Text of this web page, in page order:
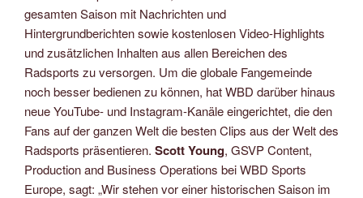
gesamten Saison mit Nachrichten und
Hintergrundberichten sowie kostenlosen Video-Highlights
und zusätzlichen Inhalten aus allen Bereichen des
Radsports zu versorgen. Um die globale Fangemeinde
noch besser bedienen zu können, hat WBD darüber hinaus
neue YouTube- und Instagram-Kanäle eingerichtet, die den
Fans auf der ganzen Welt die besten Clips aus der Welt des
Radsports präsentieren. Scott Young, GSVP Content,
Production and Business Operations bei WBD Sports
Europe, sagt: „Wir stehen vor einer historischen Saison im